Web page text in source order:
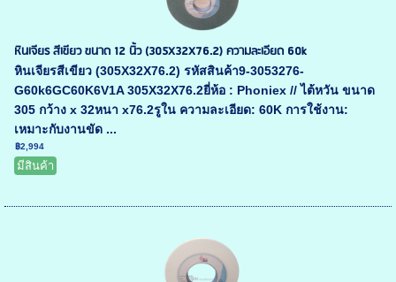
หินเจียร สีเขียว ขนาด 12 นิ้ว (305X32X76.2) ความละเอียด 60k
หินเจียรสีเขียว (305X32X76.2) รหัสสินค้า9-3053276-
G60k6GC60K6V1A 305X32X76.2ยี่ห้อ : Phoniex // ไต้หวัน ขนาด
305 กว้าง x 32หนา x76.2รูใน ความละเอียด: 60K การใช้งาน:
เหมาะกับงานขัด ...
฿2,994
มีสินค้า